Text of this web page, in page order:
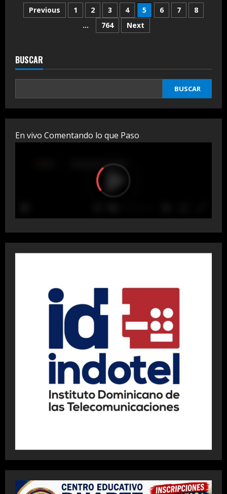
red
que
enviaba
mujeres
como
Posts
Previous 1 2 3 4 5 6 7
8
…
764 Next
BUSCAR
BUSCAR
En vivo Comentando lo que Paso